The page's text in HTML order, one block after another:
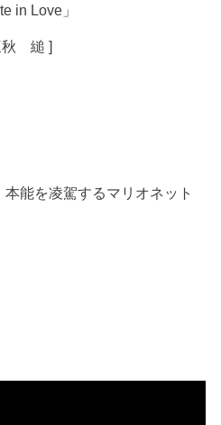
in Love」
秋 縋 ]
能を凌駕するマリオネット